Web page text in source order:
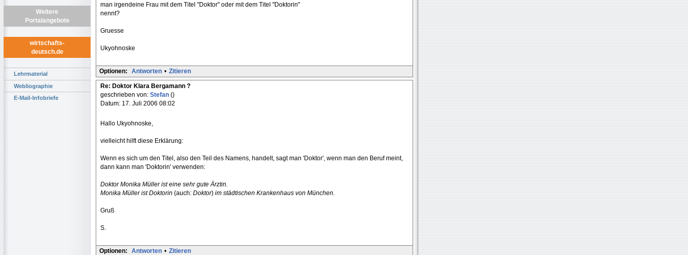
Weitere
Portalangebote
wirtschafts-
deutsch.de
Lehrmaterial
Webliographie
E-Mail-Infobriefe
man irgendeine Frau mit dem Titel "Doktor" oder mit dem Titel "Doktorin"
nennt?
Gruesse
Ukyohnoske
Optionen: Antworten • Zitieren
Re: Doktor Klara Bergamann ?
geschrieben von: Stefan ()
Datum: 17. Juli 2006 08:02
Hallo Ukyohnoske,
vielleicht hilft diese Erklärung:
Wenn es sich um den Titel, also den Teil des Namens, handelt, sagt man 'Doktor', wenn man den Beruf meint,
dann kann man 'Doktorin' verwenden:
Doktor Monika Müller ist eine sehr gute Ärztin.
Monika Müller ist Doktorin (auch: Doktor) im städtischen Krankenhaus von München.
Gruß
S.
Optionen: Antworten • Zitieren